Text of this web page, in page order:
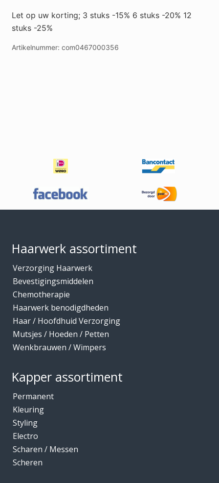
Let op uw korting; 3 stuks -15% 6 stuks -20% 12
stuks -25%
Artikelnummer: com0467000356
Haarwerk assortiment
Verzorging Haarwerk
Bevestigingsmiddelen
Chemotherapie
Haarwerk benodigdheden
Haar / Hoofdhuid Verzorging
Mutsjes / Hoeden / Petten
Wenkbrauwen / Wimpers
Kapper assortiment
Permanent
Kleuring
Styling
Electro
Scharen / Messen
Scheren